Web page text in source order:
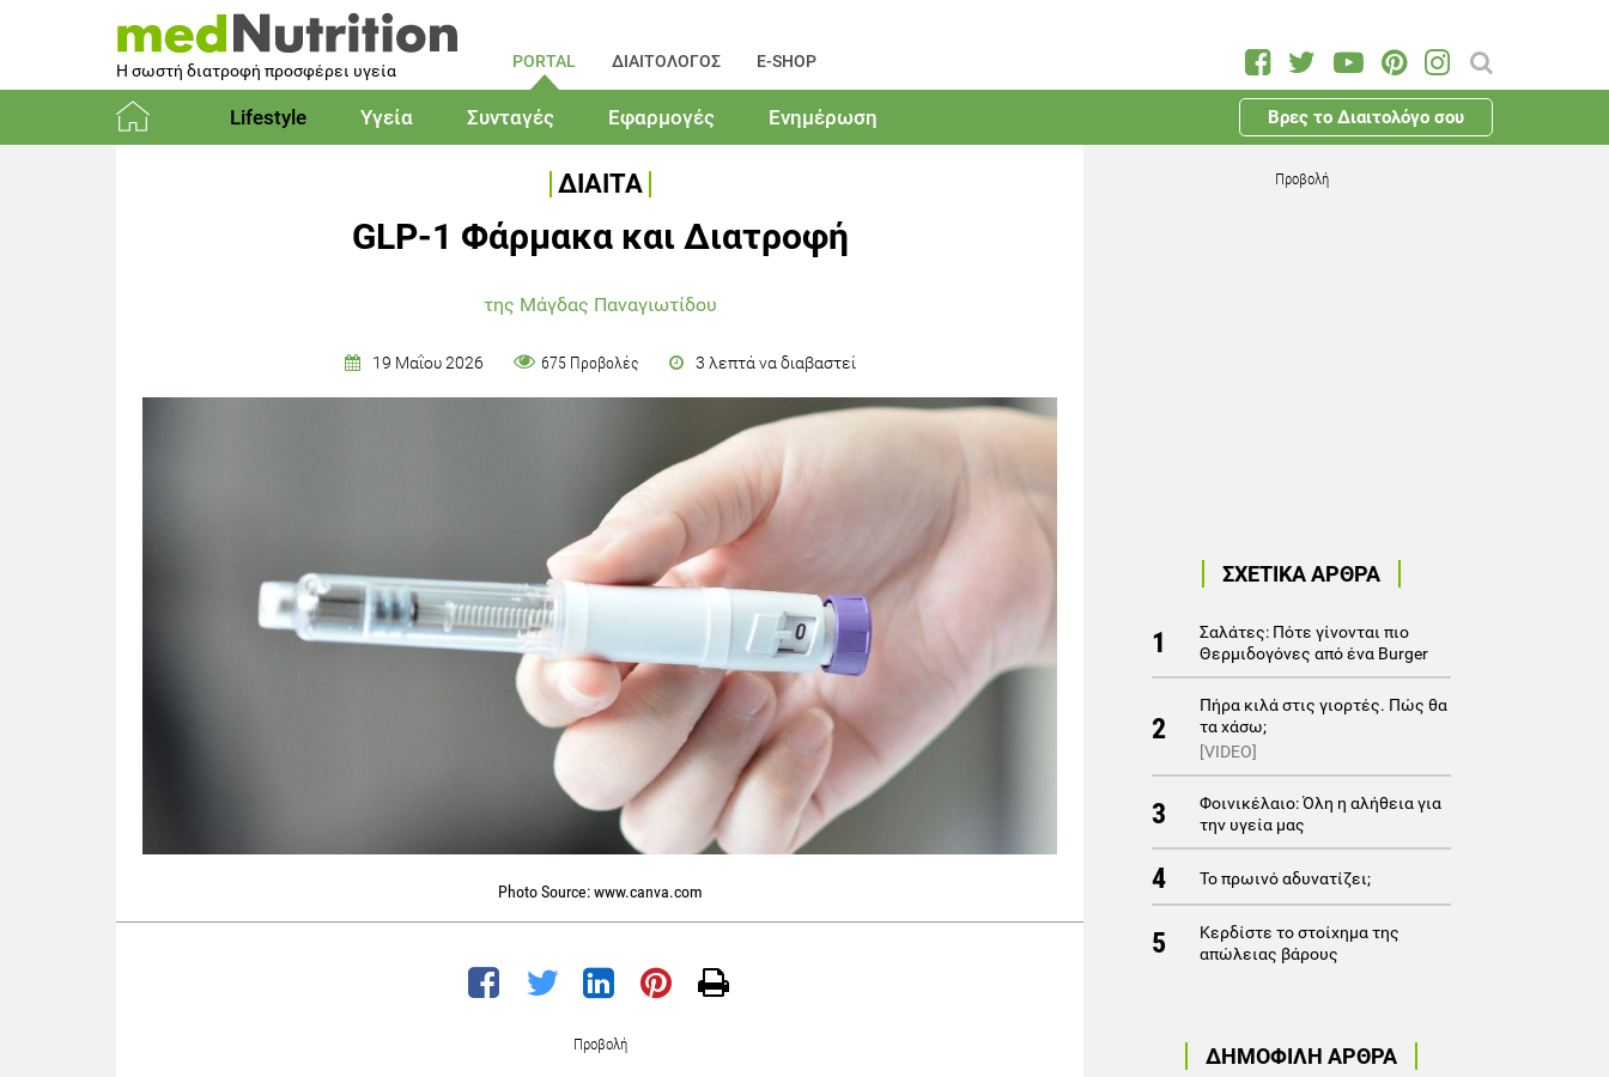
Η σωστή διατροφή προσφέρει υγεία PORTAL ΔΙΑΙΤΟΛΟΓΟΣ E-SHOP
Lifestyle Υγεία Συνταγές Εφαρμογές Ενημέρωση Βρες το Διαιτολόγο σου
ΔΙΑΙΤΑ
GLP-1 Φάρμακα και Διατροφή
της Μάγδας Παναγιωτίδου
19 Μαΐου 2026 675 Προβολές 3 λεπτά να διαβαστεί
Photo Source: www.canva.com
Προβολή
Προβολή
ΣΧΕΤΙΚΑ ΑΡΘΡΑ
1
Σαλάτες: Πότε γίνονται πιο
Θερμιδογόνες από ένα Burger
2
Πήρα κιλά στις γιορτές. Πώς θα
τα χάσω;
[VIDEO]
3
Φοινικέλαιο: Όλη η αλήθεια για
την υγεία μας
4 Το πρωινό αδυνατίζει;
5
Κερδίστε το στοίχημα της
απώλειας βάρους
ΔΗΜΟΦΙΛΗ ΑΡΘΡΑ